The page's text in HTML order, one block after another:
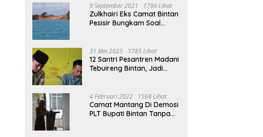
9 September 2021 1796 Lihat
Zulkhairi Eks Camat Bintan
Pesisir Bungkam Soal
Akan Lakukan Pengecekan
31 Mei 2025 1785 Lihat
12 Santri Pesantren Madani
Tebuireng Bintan, Jadi
4 Februari 2022 1568 Lihat
Camat Mantang Di Demosi
PLT Bupati Bintan Tanpa